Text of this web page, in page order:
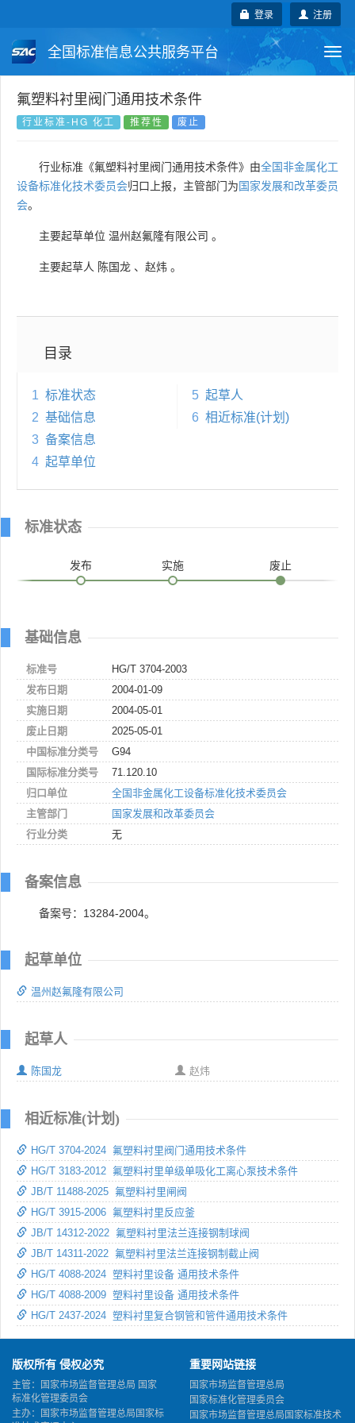
注册
登录
全国标准信息公共服务平台
国家标准 行业标准
国外标准 技术委员会
氟塑料衬里阀门通用技术条件
行业标准-HG 化工 推荐性 废止
行业标准《氟塑料衬里阀门通用技术条件》由全国非金属化工
设备标准化技术委员会归口上报，主管部门为国家发展和改革委员
会。
主要起草单位 温州赵氟隆有限公司 。
主要起草人 陈国龙 、 赵炜 。
目录
1 标准状态
2 基础信息
3 备案信息
4 起草单位
5 起草人
6 相近标准(计划)
标准状态
发布 实施 废止
基础信息
标准号
HG/T 3704-2003
发布日期
2004-01-09
实施日期
2004-05-01
废止日期
2025-05-01
中国标准分类号
G94
国际标准分类号
71.120.10
归口单位
全国非金属化工设备标准化技术委员会
主管部门
国家发展和改革委员会
行业分类
无
备案信息
备案号：13284-2004。
起草单位
温州赵氟隆有限公司
起草人
陈国龙 赵炜
相近标准(计划)
HG/T 3704-2024 氟塑料衬里阀门通用技术条件
HG/T 3183-2012 氟塑料衬里单级单吸化工离心泵技术条件
JB/T 11488-2025 氟塑料衬里闸阀
HG/T 3915-2006 氟塑料衬里反应釜
JB/T 14312-2022 氟塑料衬里法兰连接钢制球阀
JB/T 14311-2022 氟塑料衬里法兰连接钢制截止阀
HG/T 4088-2024 塑料衬里设备 通用技术条件
HG/T 4088-2009 塑料衬里设备 通用技术条件
HG/T 2437-2024 塑料衬里复合钢管和管件通用技术条件
版权所有 侵权必究
主管：国家市场监督管理总局 国家
标准化管理委员会
主办：国家市场监督管理总局国家标
重要网站链接
国家市场监督管理总局
国家标准化管理委员会
国家市场监督管理总局国家标准技术